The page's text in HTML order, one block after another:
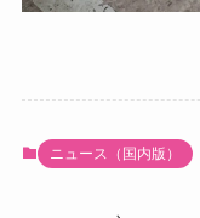
ニュース（国内版）